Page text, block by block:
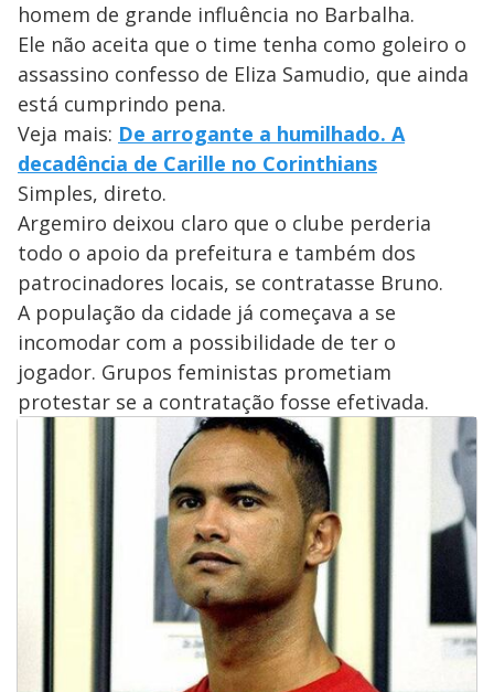
homem de grande influência no Barbalha.
Ele não aceita que o time tenha como goleiro o
assassino confesso de Eliza Samudio, que ainda
está cumprindo pena.
Veja mais: De arrogante a humilhado. A
decadência de Carille no Corinthians
Simples, direto.
Argemiro deixou claro que o clube perderia
todo o apoio da prefeitura e também dos
patrocinadores locais, se contratasse Bruno.
A população da cidade já começava a se
incomodar com a possibilidade de ter o
jogador. Grupos feministas prometiam
protestar se a contratação fosse efetivada.